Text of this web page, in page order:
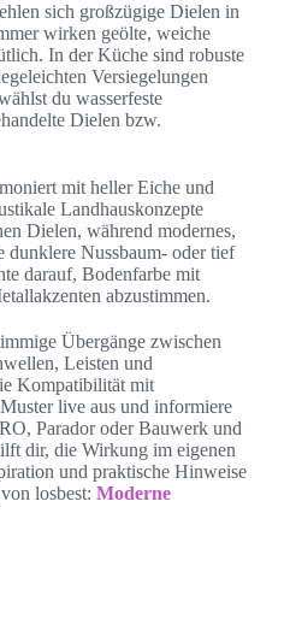
sich großzügige Dielen in
wirken geölte, weiche
In der Küche sind robuste
Versiegelungen
du wasserfeste
Dielen bzw.
mit heller Eiche und
Landhauskonzepte
Dielen, während modernes,
dunklere Nussbaum- oder tief
darauf, Bodenfarbe mit
abzustimmen.
Übergänge zwischen
Leisten und
Kompatibilität mit
live aus und informiere
Parador oder Bauwerk und
dir, die Wirkung im eigenen
und praktische Hinweise
losbest: Moderne